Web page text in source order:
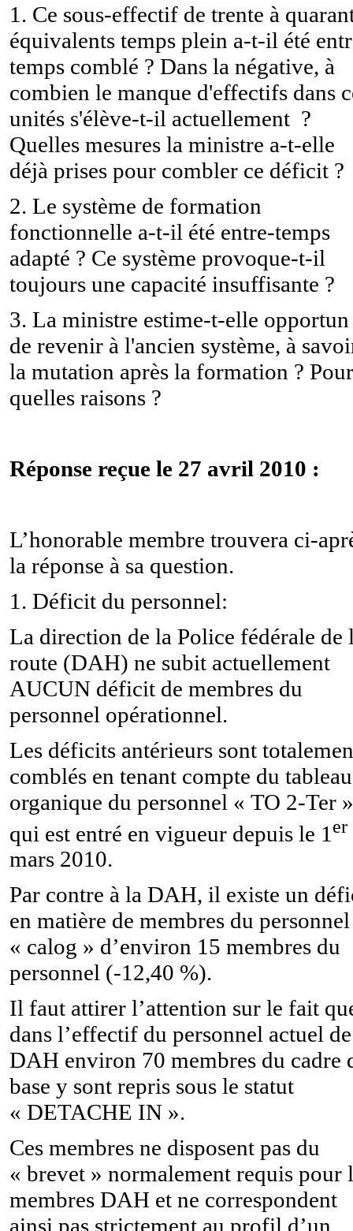
1. Ce sous-effectif de trente à
équivalents temps plein a-t-il été
temps comblé ? Dans la négative, à
combien le manque d'effectifs dans
unités s'élève-t-il actuellement ?
Quelles mesures la ministre a-t-elle
déjà prises pour combler ce déficit ?
2. Le système de formation
fonctionnelle a-t-il été entre-temps
adapté ? Ce système provoque-t-il
toujours une capacité insuffisante ?
3. La ministre estime-t-elle opportun
de revenir à l'ancien système, à
la mutation après la formation ? Pour
quelles raisons ?
Réponse reçue le 27 avril 2010 :
L’honorable membre trouvera ci-
la réponse à sa question.
1. Déficit du personnel:
La direction de la Police fédérale de
route (DAH) ne subit actuellement
AUCUN déficit de membres du
personnel opérationnel.
Les déficits antérieurs sont
comblés en tenant compte du tableau
organique du personnel « TO 2-Ter »
qui est entré en vigueur depuis le 1 er
mars 2010.
Par contre à la DAH, il existe un
en matière de membres du personnel
« calog » d’environ 15 membres du
personnel (-12,40 %).
Il faut attirer l’attention sur le fait
dans l’effectif du personnel actuel
DAH environ 70 membres du cadre
base y sont repris sous le statut
« DETACHE IN ».
Ces membres ne disposent pas du
« brevet » normalement requis pour
membres DAH et ne correspondent
ainsi pas strictement au profil d’un